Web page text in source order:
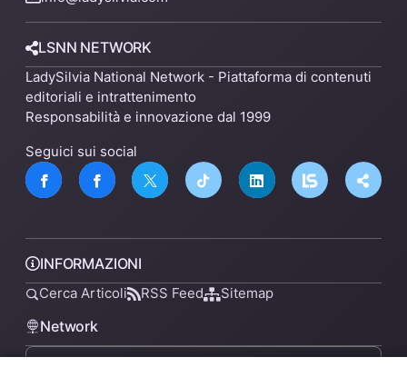
LSNN NETWORK
LadySilvia National Network - Piattaforma di contenuti
editoriali e intrattenimento
Responsabilità e innovazione dal 1999
Seguici sui social
INFORMAZIONI
Cerca Articoli RSS Feed Sitemap
Network